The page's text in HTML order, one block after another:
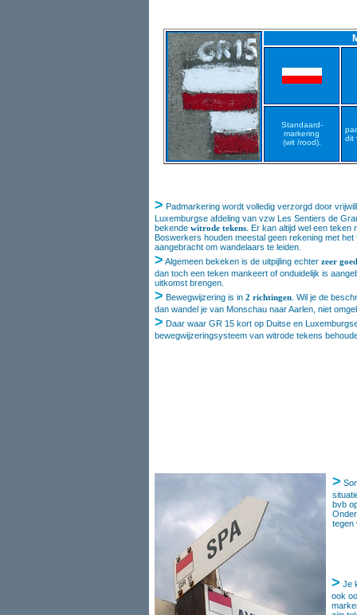
> Je
ook
Standaard-
markering
(wit /rood).
dit
> Padmarkering wordt volledig verzorgd door
Luxemburgse afdeling van vzw Les Sentiers de
bekende witrode tekens . Er kan altijd wel een
Boswerkers houden meestal geen rekening met
aangebracht om wandelaars te leiden.
> Algemeen bekeken is de uitpijling echter zeer goed
dan toch een teken mankeert of onduidelijk is
uitkomst brengen.
> Bewegwijzering is in 2 richtingen . Wil je de
dan wandel je van Monschau naar Aarlen, niet
> Daar waar GR 15 kort op Duitse en
bewegwijzeringsysteem van witrode tekens
>
bvb